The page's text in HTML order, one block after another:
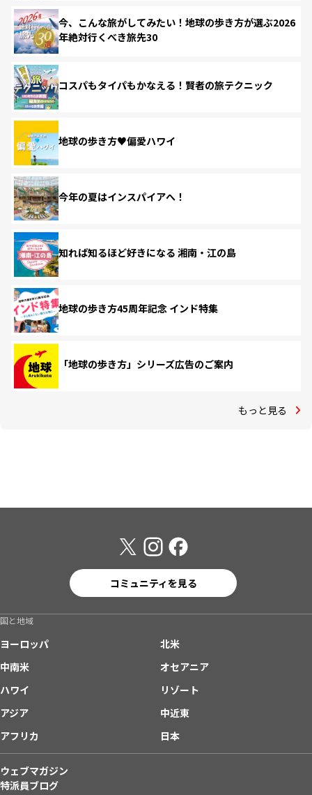
今、こんな旅がしてみたい！地球の歩き方が選ぶ2026
年絶対行くべき旅先30
コスパもタイパもかなえる！賢者の旅テクニック
地球の歩き方♥偏愛ハワイ
今年の夏はインスパイアへ！
知れば知るほど好きになる 湘南・江の島
地球の歩き方45周年記念 インド特集
「地球の歩き方」シリーズ広告のご案内
もっと見る
コミュニティを見る
国と地域
ヨーロッパ
北米
中南米
オセアニア
ハワイ
リゾート
アジア
中近東
アフリカ
日本
ウェブマガジン
特派員ブログ